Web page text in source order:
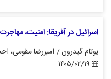
اسرائیل در آفریقا: امنیت،
یوتام گیدرون / امیررضا مقومی،